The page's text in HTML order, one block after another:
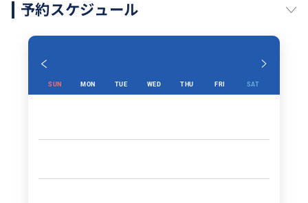
予約スケジュール
SUN MON TUE WED THU FRI SAT